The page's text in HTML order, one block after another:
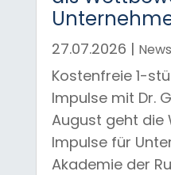
27.07.2026 | News
Kostenfreie 1-
Impulse mit Dr.
August geht die
Impulse für
Akademie der